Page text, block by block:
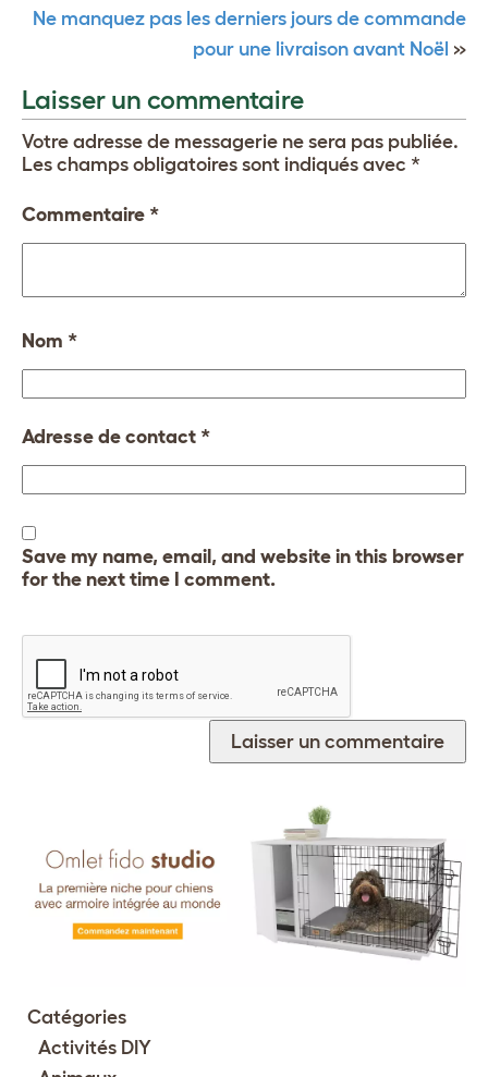
Ne manquez pas les derniers jours de commande
pour une livraison avant Noël »
Laisser un commentaire
Votre adresse de messagerie ne sera pas publiée.
Les champs obligatoires sont indiqués avec *
Commentaire *
Nom *
Adresse de contact *
Save my name, email, and website in this browser
for the next time I comment.
Catégories
Activités DIY